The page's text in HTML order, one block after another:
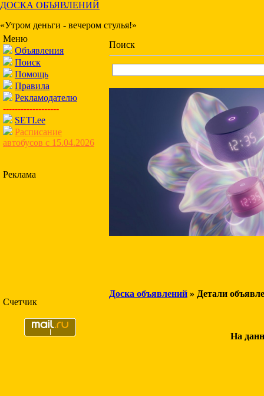
ДОСКА ОБЪЯВЛЕНИЙ
«Утром деньги - вечером стулья!»
Меню
Объявления
Поиск
Помощь
Правила
Рекламодателю
-------------------
SETI.ee
Расписание
автобусов с 15.04.2026
Реклама
Счетчик
Поиск
Доска объявлений » Детали
На